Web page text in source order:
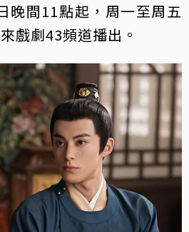
晚間11點起，周一至周五
戲劇43頻道播出。